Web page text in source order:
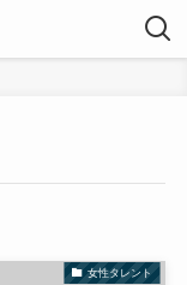
女性タレント